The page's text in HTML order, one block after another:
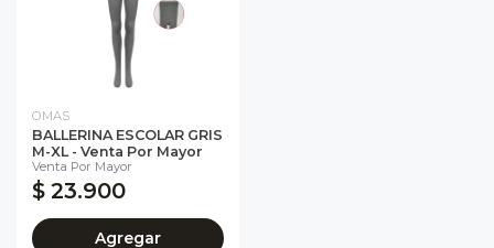
OMAS
BALLERINA ESCOLAR GRIS
M-XL - Venta Por Mayor
Venta Por Mayor
$ 23.900
Agregar